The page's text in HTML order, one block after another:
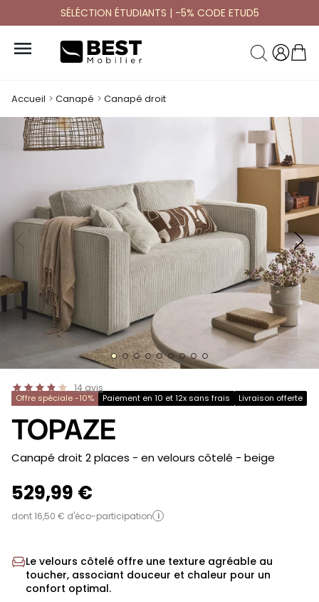
SÉLÉCTION ÉTUDIANTS | -5% CODE ETUD5

Accueil Canapé Canapé droit
14 avis
Offre spéciale -10% Paiement en 10 et 12x sans frais Livraison offerte
TOPAZE
-
Canapé droit 2 places - en velours côtelé - beige
529,99 €
dont 16,50 € d'éco-participation i
Le velours côtelé offre une texture agréable au
toucher, associant douceur et chaleur pour un
confort optimal.